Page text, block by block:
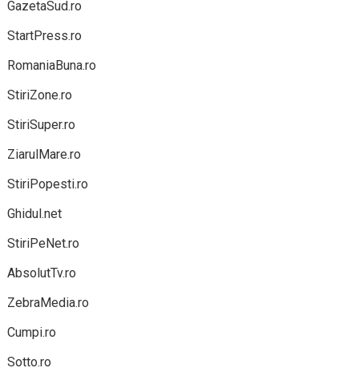
GazetaSud.ro
StartPress.ro
RomaniaBuna.ro
StiriZone.ro
StiriSuper.ro
ZiarulMare.ro
StiriPopesti.ro
Ghidul.net
StiriPeNet.ro
AbsolutTv.ro
ZebraMedia.ro
Cumpi.ro
Sotto.ro